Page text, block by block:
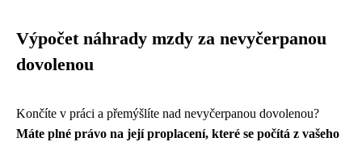
Výpočet náhrady mzdy za nevyčerpanou
dovolenou
Končíte v práci a přemýšlíte nad nevyčerpanou dovolenou?
Máte plné právo na její proplacení, které se počítá z vašeho